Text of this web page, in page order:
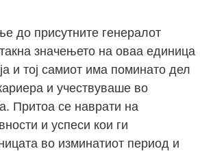
до присутните генералот
значењето на оваа единица
и тој самиот има поминато дел
и учествуваше во
Притоа се наврати на
и успеси кои ги
во изминатиот период и